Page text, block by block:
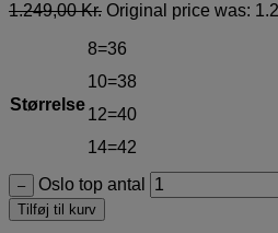
1.249,00Kr. Original price was:
Størrelse
8=36
10=38
12=40
14=42
– Oslo top antal
Tilføj til kurv